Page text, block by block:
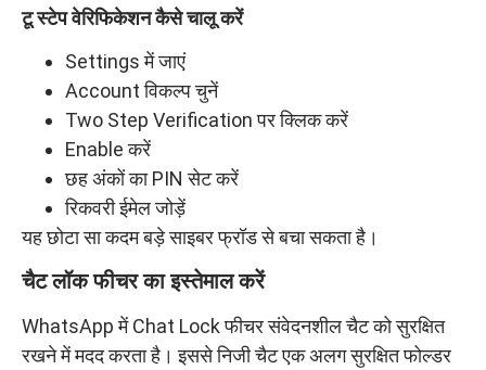
टू स्टेप वेरिफिकेशन कैसे चालू करें
Settings में जाएं
Account विकल्प चुनें
Two Step Verification पर क्लिक करें
Enable करें
छह अंकों का PIN सेट करें
रिकवरी ईमेल जोड़ें
यह छोटा सा कदम बड़े साइबर फ्रॉड से बचा सकता है।
चैट लॉक फीचर का इस्तेमाल करें
WhatsApp में Chat Lock फीचर संवेदनशील चैट को सुरक्षित
रखने में मदद करता है। इससे निजी चैट एक अलग सुरक्षित फोल्डर